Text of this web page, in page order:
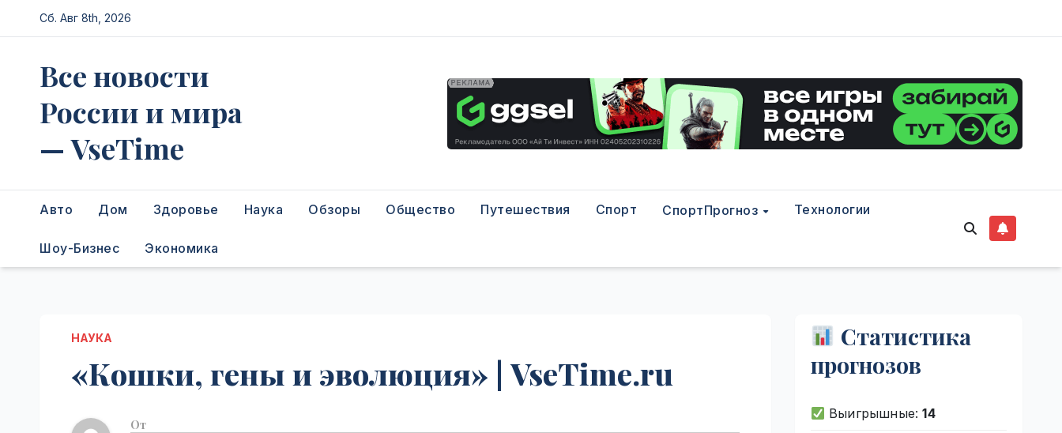
Перейти
к
Сб. Авг 8th, 2026
Все новости
России и мира
— VseTime
Авто Дом Здоровье Наука Обзоры Общество Путешествия Спорт СпортПрогноз Технологии
Шоу-Бизнес Экономика
НАУКА
«Кошки, гены и эволюция» | VseTime.ru
От
Статистика
прогнозов
Выигрышные:14